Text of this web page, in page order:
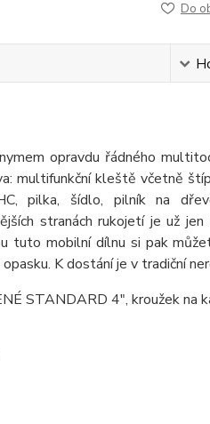
Do
opravdu řádného
multifunkční kleště včetně
pilka, šídlo, pilník na
stranách rukojetí je už
tuto mobilní dílnu si pak
K dostání je v tradiční
STANDARD 4", kroužek na